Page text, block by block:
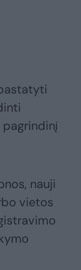
nauji
vietos